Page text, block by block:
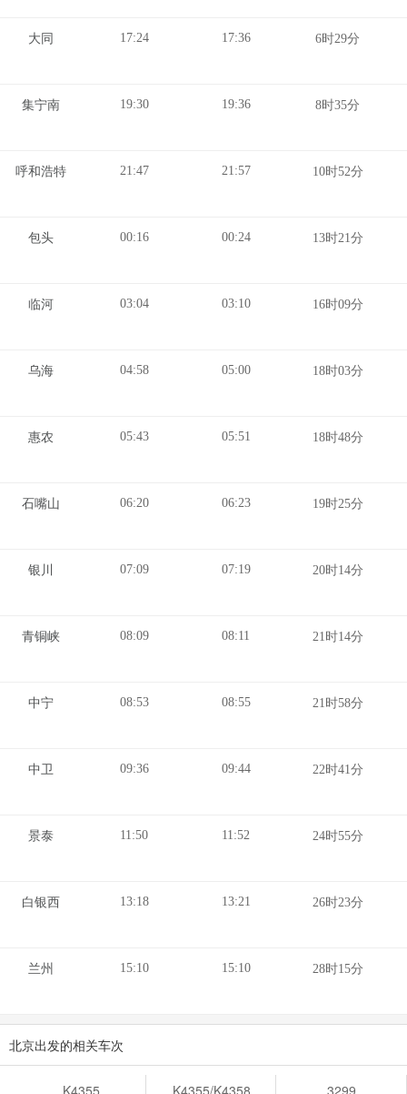
大同 17:24 17:36 6时29分
集宁南 19:30 19:36 8时35分
呼和浩特 21:47 21:57 10时52分
包头 00:16 00:24 13时21分
临河 03:04 03:10 16时09分
乌海 04:58 05:00 18时03分
惠农 05:43 05:51 18时48分
石嘴山 06:20 06:23 19时25分
银川 07:09 07:19 20时14分
青铜峡 08:09 08:11 21时14分
中宁 08:53 08:55 21时58分
中卫 09:36 09:44 22时41分
景泰 11:50 11:52 24时55分
白银西 13:18 13:21 26时23分
兰州 15:10 15:10 28时15分
北京出发的相关车次